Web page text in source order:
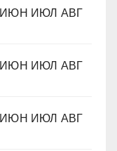
ИЮН ИЮЛ АВГ
ИЮН ИЮЛ АВГ
ИЮН ИЮЛ АВГ